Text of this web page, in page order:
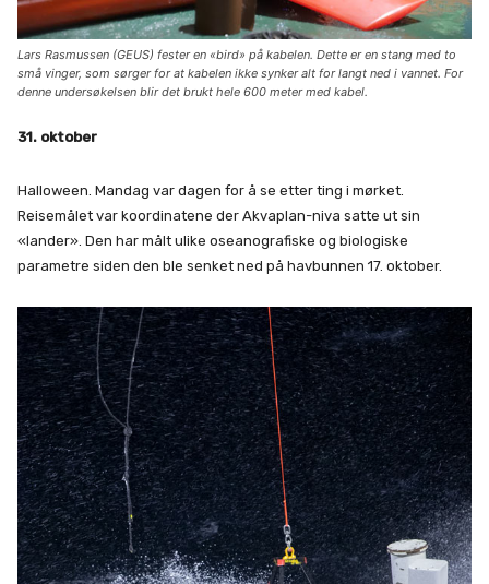
Lars Rasmussen (GEUS) fester en «bird» på kabelen. Dette er en stang med to
små vinger, som sørger for at kabelen ikke synker alt for langt ned i vannet. For
denne undersøkelsen blir det brukt hele 600 meter med kabel.
31. oktober
Halloween. Mandag var dagen for å se etter ting i mørket.
Reisemålet var koordinatene der Akvaplan-niva satte ut sin
«lander». Den har målt ulike oseanografiske og biologiske
parametre siden den ble senket ned på havbunnen 17. oktober.